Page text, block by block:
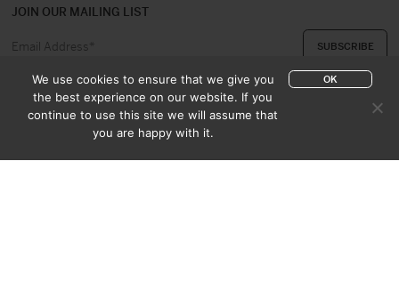
JOIN OUR MAILING LIST
We use cookies to ensure that we give you
the best experience on our website. If you
continue to use this site we will assume that
you are happy with it.
OK